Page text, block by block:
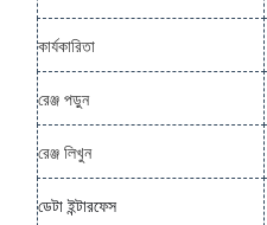
কার্যকারিতা
রেঞ্জ পড়ুন
রেঞ্জ লিখুন
ডেটা ইন্টারফেস